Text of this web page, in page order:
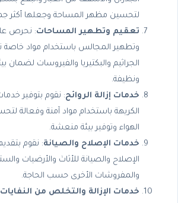
لتحسين مظهر المساحة وجعلها أكثر
تعقيم وتطهير المساحات: نحرص
وتطهير المجالس باستخدام مواد
الجراثيم والبكتيريا والفيروسات لضمان
ونظيفة.
خدمات إزالة الروائح: نقوم بتوفير خدمات
الكريهة باستخدام مواد آمنة وفعالة
الهواء وتوفير بيئة منعشة.
خدمات الإصلاح والصيانة: نقوم
الإصلاح والصيانة للأثاث والأرضيات
والمفروشات الأخرى حسب الحاجة.
خدمات الإزالة والتخلص من النفايات